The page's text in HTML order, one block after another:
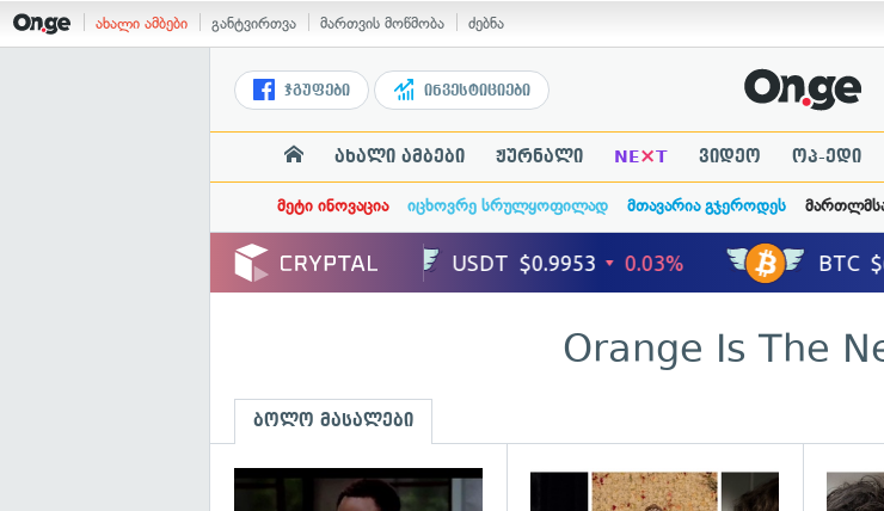
ახალი ამბები განტვირთვა მართვის მოწმობა ძებნა
ჯგუფები ინვესტიციები
ახალი ამბები ჟურნალი NE×T ვიდეო ოპ-ედი
მეტი ინოვაცია იცხოვრე სრულყოფილად მთავარია გჯეროდეს
Orange Is The
ბოლო მასალები